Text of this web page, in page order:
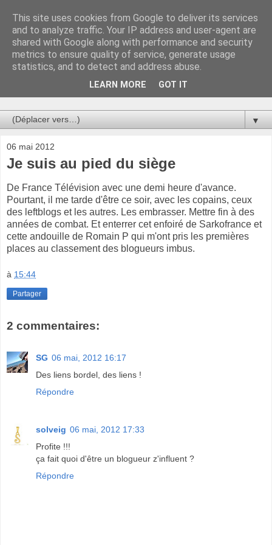
Au bistro !
La connerie étant le seul chemin susceptible de nous faire
entrevoir une parcelle de vérité, utilisons la par des moyens
de communication efficaces. Le temps qu'on remplisse nos
▼
06 mai 2012
Je suis au pied du siège
De France Télévision avec une demi heure d'avance.
Pourtant, il me tarde d'être ce soir, avec les copains, ceux
des leftblogs et les autres. Les embrasser. Mettre fin à des
années de combat. Et enterrer cet enfoiré de Sarkofrance et
cette andouille de Romain P qui m'ont pris les premières
places au classement des blogueurs imbus.
à 15:44
Partager
2 commentaires:
SG 06 mai, 2012 16:17
Des liens bordel, des liens !
Répondre
solveig 06 mai, 2012 17:33
Profite !!!
ça fait quoi d'être un blogueur z'influent ?
Répondre
This site uses cookies from Google to deliver its services
and to analyze traffic. Your IP address and user-agent are
shared with Google along with performance and security
metrics to ensure quality of service, generate usage
statistics, and to detect and address abuse.
LEARN MORE GOT IT